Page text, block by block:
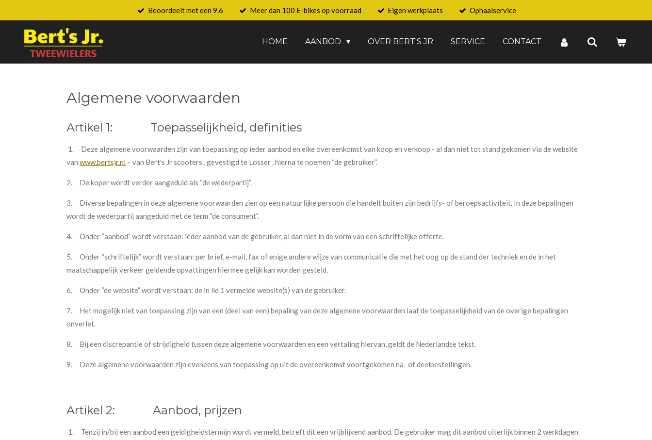
hoofdinhoud
Beoordeelt met een 9.6 Meer dan 100 E-bikes op voorraad Eigen werkplaats Ophaalservice
HOME AANBOD OVER BERT'S JR SERVICE CONTACT
Algemene voorwaarden
Artikel 1: Toepasselijkheid, definities
1.
Deze algemene voorwaarden zijn van toepassing op ieder aanbod en elke overeenkomst van koop en verkoop - al dan niet tot stand gekomen via de website
van www.bertsjr.nl – van Bert's Jr scooters , gevestigd te Losser , hierna te noemen “de gebruiker”.
2. De koper wordt verder aangeduid als “de wederpartij”.
3.
Diverse bepalingen in deze algemene voorwaarden zien op een natuurlijke persoon die handelt buiten zijn bedrijfs- of beroepsactiviteit. In deze bepalingen
wordt de wederpartij aangeduid met de term “de consument”.
4. Onder “aanbod” wordt verstaan: ieder aanbod van de gebruiker, al dan niet in de vorm van een schriftelijke offerte.
5.
Onder “schriftelijk” wordt verstaan: per brief, e-mail, fax of enige andere wijze van communicatie die met het oog op de stand der techniek en de in het
maatschappelijk verkeer geldende opvattingen hiermee gelijk kan worden gesteld.
6. Onder “de website” wordt verstaan: de in lid 1 vermelde website(s) van de gebruiker.
7.
Het mogelijk niet van toepassing zijn van een (deel van een) bepaling van deze algemene voorwaarden laat de toepasselijkheid van de overige bepalingen
onverlet.
8. Bij een discrepantie of strijdigheid tussen deze algemene voorwaarden en een vertaling hiervan, geldt de Nederlandse tekst.
9. Deze algemene voorwaarden zijn eveneens van toepassing op uit de overeenkomst voortgekomen na- of deelbestellingen.
Artikel 2: Aanbod, prijzen
1.
Tenzij in/bij een aanbod een geldigheidstermijn wordt vermeld, betreft dit een vrijblijvend aanbod. De gebruiker mag dit aanbod uiterlijk binnen 2 werkdagen